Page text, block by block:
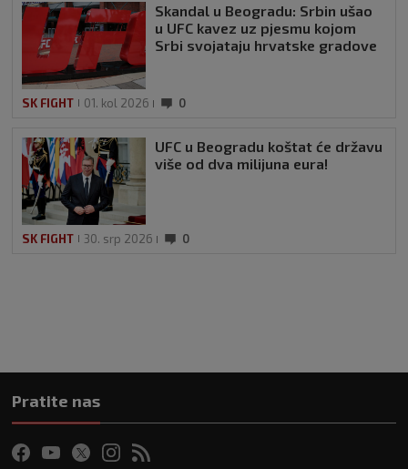
Skandal u Beogradu: Srbin ušao
u UFC kavez uz pjesmu kojom
Srbi svojataju hrvatske gradove
SK FIGHT 01. kol 2026 0
UFC u Beogradu koštat će državu
više od dva milijuna eura!
SK FIGHT 30. srp 2026 0
Pratite nas